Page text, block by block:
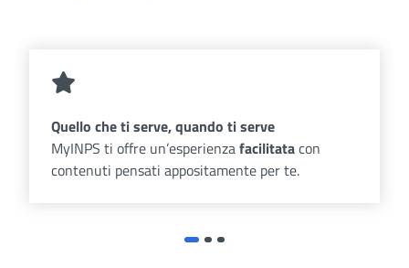
Quello che ti serve, quando ti serve
MyINPS ti offre un’esperienzafacilitatacon
contenuti pensati appositamente per te.